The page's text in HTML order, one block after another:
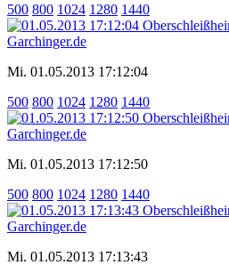
500 800 1024 1280 1440
Mi. 01.05.2013 17:12:04
500 800 1024 1280 1440
Mi. 01.05.2013 17:12:50
500 800 1024 1280 1440
Mi. 01.05.2013 17:13:43